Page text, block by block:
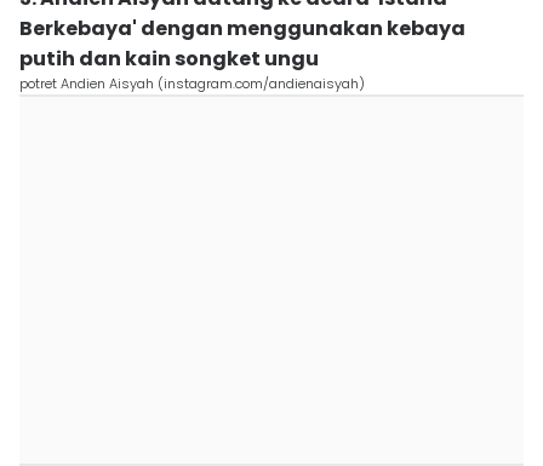
Berkebaya' dengan menggunakan kebaya
putih dan kain songket ungu
potret Andien Aisyah (instagram.com/andienaisyah)